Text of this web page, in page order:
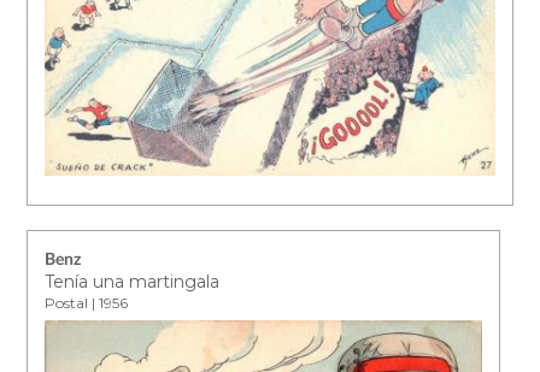
Benz
Tenía una martingala
Postal | 1956